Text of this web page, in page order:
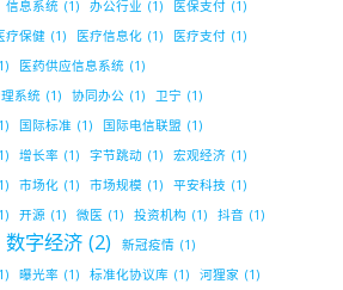
信息系统 (1) 办公行业 (1) 医保支付 (1)
疗保健 (1) 医疗信息化 (1) 医疗支付 (1)
医药供应信息系统 (1)
系统 (1) 协同办公 (1) 卫宁 (1)
国际标准 (1) 国际电信联盟 (1)
增长率 (1) 字节跳动 (1) 宏观经济 (1)
市场化 (1) 市场规模 (1) 平安科技 (1)
开源 (1) 微医 (1) 投资机构 (1) 抖音 (1)
数字经济 (2) 新冠疫情 (1)
曝光率 (1) 标准化协议库 (1) 河狸家 (1)